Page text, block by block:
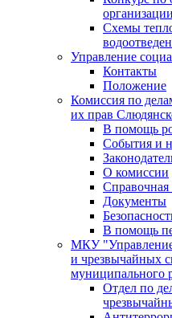
Схемы
Управление
Контакты
Положение
Комиссия по
их прав
В помощь
События и
О комиссии
Документы
В помощь
МКУ "Управление
и чрезвычайных
муниципального
Отдел по